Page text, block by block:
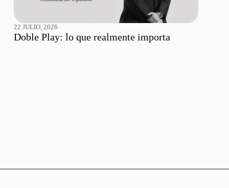
22 JULIO, 2026
Doble Play: lo que realmente importa